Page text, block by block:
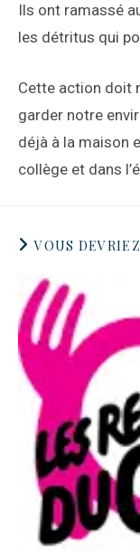
Ils ont ramassé
les détritus qui
Cette action doit
garder notre
déjà à la maison
collège et dans
VOUS